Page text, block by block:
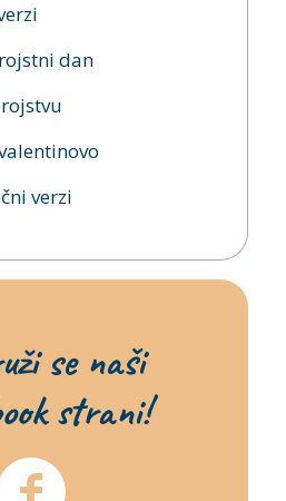
dan
verzi
se naši
strani!